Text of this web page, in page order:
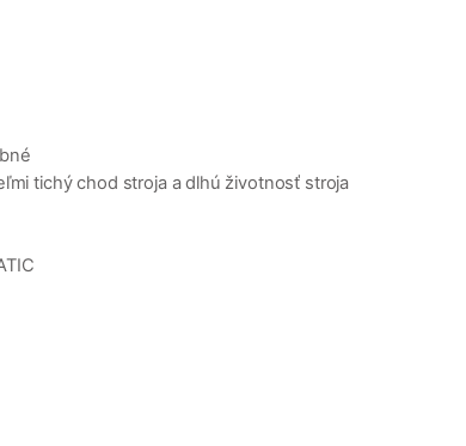
tichý chod stroja a dlhú životnosť stroja